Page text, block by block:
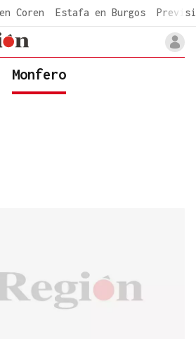
Coren Estafa en Burgos
Monfero